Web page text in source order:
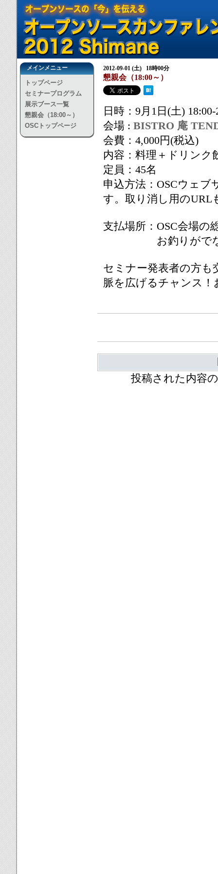
メインメニュー
トップページ
セミナープログラム
展示ブース一覧
懇親会（18:00～）
OSCトップページ
2012-09-01 (土) 18時00分
懇親会（18:00～）
日時：9月1日(土) 18:00-
会場 : BISTRO 庵
会費：4,000円(税込)
内容：料理＋ドリンク
定員：45名
申込方法：OSCウェ
す。取り消し用のURL
支払場所：OSC会場の
お釣りがでない
セミナー発表者の方も
脈を広げるチャンス
投稿された内容